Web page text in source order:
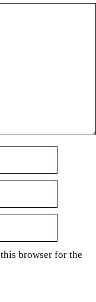
browser for the